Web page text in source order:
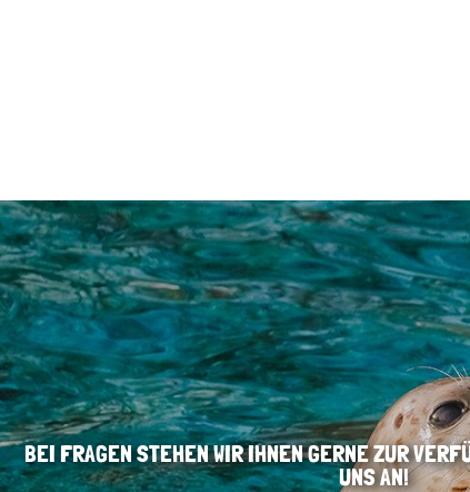
BEI FRAGEN STEHEN WIR IHNEN GERNE ZUR
UNS AN!